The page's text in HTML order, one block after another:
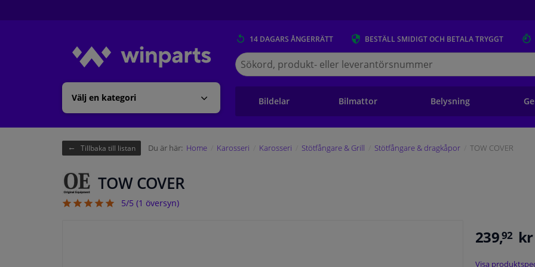
Välj en kategori
14 DAGARS ÅNGERRÄTT BESTÄLL SMIDIGT OCH BETALA TRYGGT
Sök
på
Winparts.se
Bildelar Bilmattor Belysning
Tillbaka till listan Du är här: Home Karosseri Karosseri Stötfångare & Grill Stötfångare & dragkåpor TOW COVER
TOW COVER
5/5 (1 översyn)
239,92 kr
Visa